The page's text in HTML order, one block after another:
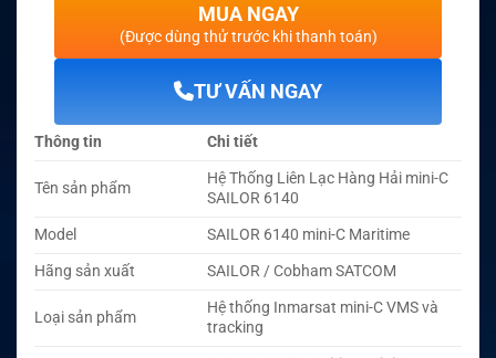
MUA NGAY
(Được dùng thử trước khi thanh toán)
TƯ VẤN NGAY
Thông tin Chi tiết
Tên sản phẩm
Hệ Thống Liên Lạc Hàng Hải mini-C
SAILOR 6140
Model
SAILOR 6140 mini-C Maritime
Hãng sản xuất
SAILOR / Cobham SATCOM
Loại sản phẩm
Hệ thống Inmarsat mini-C VMS và
tracking